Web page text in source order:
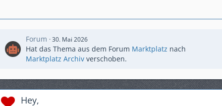
Forum 30. Mai 2026
Hat das Thema aus dem Forum Marktplatz nach
Marktplatz Archiv verschoben.
Hey,